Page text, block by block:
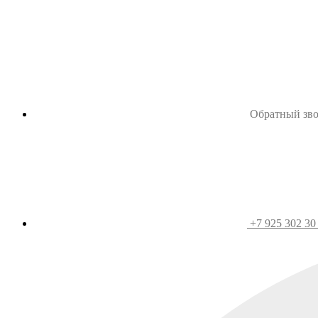
Обратный
+7 925 302 30